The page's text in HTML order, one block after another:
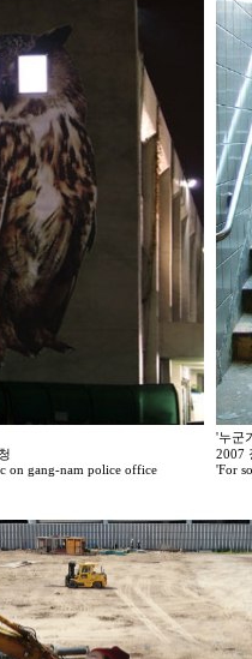
on gang-nam police office
'누군
2007
'For